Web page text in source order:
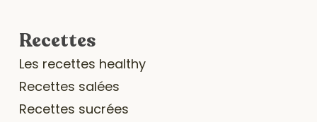
Recettes
Les recettes healthy
Recettes salées
Recettes sucrées